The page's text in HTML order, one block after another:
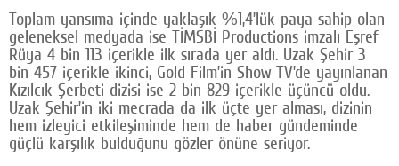
Toplam yansıma içinde yaklaşık %1,4’lük paya sahip olan
geleneksel medyada ise TİMSBİ Productions imzalı Eşref
Rüya 4 bin 113 içerikle ilk sırada yer aldı. Uzak Şehir 3
bin 457 içerikle ikinci, Gold Film’in Show TV’de yayınlanan
Kızılcık Şerbeti dizisi ise 2 bin 829 içerikle üçüncü oldu.
Uzak Şehir’in iki mecrada da ilk üçte yer alması, dizinin
hem izleyici etkileşiminde hem de haber gündeminde
güçlü karşılık bulduğunu gözler önüne seriyor.